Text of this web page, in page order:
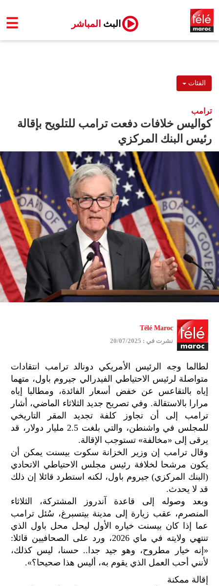
☰ البث المباشر
الفئات
ترامب
كواليس خلافات دفعت ترامب للتلويح بإقالة
رئيس البنك المركزي
Télé Maroc
نشرت في : 20/07/2025
لطالما وجه الرئيس الأمريكي دونالد ترامب انتقادات
متواصلة لرئيس الاحتياطي الفيدرالي جيروم باول، متهما
إياه بالتقاعس عن خفض أسعار الفائدة، ومطالبا إياه
مرارا بالاستقالة. وفي تصريح جديد الثلاثاء الماضي، أشار
ترامب إلى أن تجاوز كلفة تجديد المقر التاريخي
للمجلس في واشنطن، والتي بلغت 2.5 مليار دولار، قد
يرقى إلى «مخالفة» تستوجب الإقالة.
وقال ترامب إن وزير الخزانة سكوت بيسنت يمكن أن
يكون مرشحا لخلافة رئيس مجلس الاحتياطي الاتحادي
(البنك المركزي) جيروم باول، لكنه استطرد قائلا إن ذلك
قد لا يحدث.
وبعد وصوله إلى قاعدة آندروز المشتركة، الثلاثاء
المنصرم، عقب زيارة إلى مدينة بيتسبرغ، سُئل ترامب
عما إذا كان بيسنت خياره الأول ليحل محل باول الذي
تنتهي ولايته في ماي 2026، ورد على الصحافيين قائلا:
«إنه خيار مطروح، وهو جيد جدا.. حسنا، ليس كذلك،
لأنني أحب العمل الذي يقوم به، أليس هذا صحيحا؟».
إقالة ممكنة